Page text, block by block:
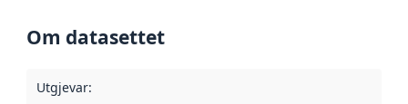
Om datasettet
Utgjevar: